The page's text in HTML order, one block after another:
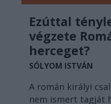
Ezúttal
végzete
herceget?
SÓLYOM ISTVÁN
A román királyi
nem ismert tagját